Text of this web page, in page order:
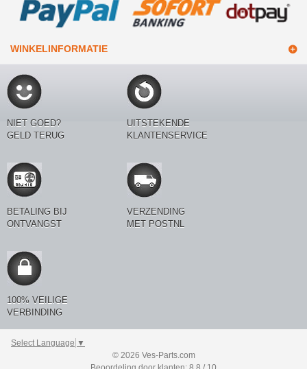
WINKELINFORMATIE
NIET GOED?
GELD TERUG
UITSTEKENDE
KLANTENSERVICE
BETALING BIJ
ONTVANGST
VERZENDING
MET POSTNL
100% VEILIGE
VERBINDING
Select Language ▼
© 2026 Ves-Parts.com